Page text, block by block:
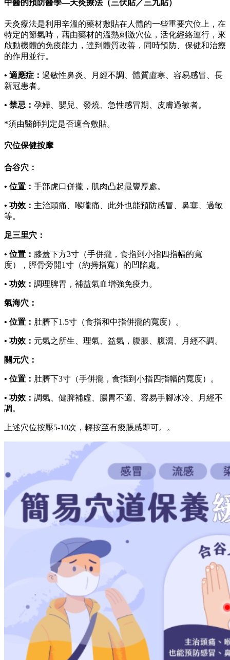
中醫的預防醫學—天灸療法（三伏貼／三九貼）
天灸療法是利用辛溫的藥材敷貼在人體的一些重要穴位上，在
特定的節氣時，藉由藥材的溫熱刺激穴位，活化經絡運行，來
啟動機體的免疫能力，達到體質改善，同時預防、保健和治療
的作用並行。
• 適應症： 過敏性鼻炎、月經不調、體質虛寒、容易感冒、長
新冠患者。
• 禁忌： 孕婦、嬰兒、發燒、急性感冒期、皮膚過敏者。
*須由醫師判定是否適合敷貼。
穴位保健按摩
合谷穴：
• 位置： 手部虎口併攏，肌肉凸起最豐厚處。
• 功效： 主治頭痛、喉嚨痛、此外也能預防感冒、鼻塞、過敏
等。
足三里穴：
• 位置： 膝蓋下方3寸（手併攏，食指到小指四指幅的寬
度），脛骨旁開1寸（約拇指寬）的凹陷處。
• 功效： 調理脾胃，補益氣血增強免疫力。
氣海穴：
• 位置： 肚臍下1.5寸（食指和中指併攏的寬度）。
• 功效： 元氣之所生、理氣、益氣，腹脹、腹瀉、月經不調。
關元穴：
• 位置： 肚臍下3寸（手併攏，食指到小指四指幅的寬度）。
• 功效： 調氣、健脾補虛、腸胃不適、容易手腳冰冷、月經不
調。
上述穴位按壓5-10次，輕按至有痠脹感即可。。